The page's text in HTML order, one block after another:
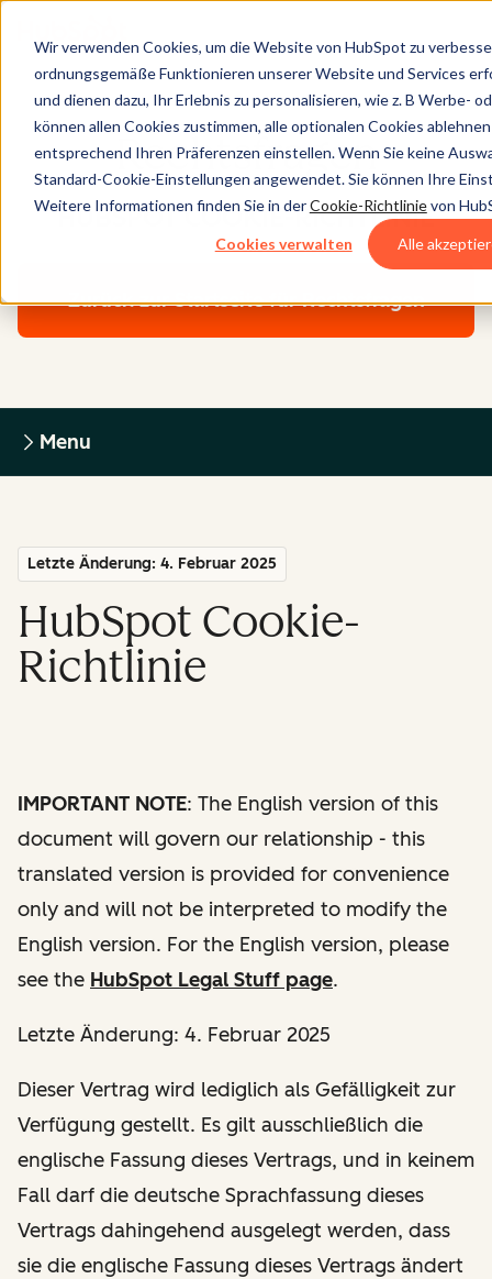
Wir verwenden Cookies, um die Website von HubSpot zu
ordnungsgemäße Funktionieren unserer Website und Services
und dienen dazu, Ihr Erlebnis zu personalisieren, wie z. B Werbe-
können allen Cookies zustimmen, alle optionalen Cookies
entsprechend Ihren Präferenzen einstellen. Wenn Sie keine
Standard-Cookie-Einstellungen angewendet. Sie können Ihre
Weitere Informationen finden Sie in derCookie-Richtlinievon
Cookies verwalten Alle
Rechtsfragen
HUBSPOT COOKIE-RICHTLINIE
Zurück zur Startseite für Rechtsfragen
Menu
Letzte Änderung: 4. Februar 2025
HubSpot Cookie-
Richtlinie
IMPORTANT NOTE: The English version of this
document will govern our relationship - this
translated version is provided for convenience
only and will not be interpreted to modify the
English version. For the English version, please
see the HubSpot Legal Stuff page.
Letzte Änderung: 4. Februar 2025
Dieser Vertrag wird lediglich als Gefälligkeit zur
Verfügung gestellt. Es gilt ausschließlich die
englische Fassung dieses Vertrags, und in keinem
Fall darf die deutsche Sprachfassung dieses
Vertrags dahingehend ausgelegt werden, dass
sie die englische Fassung dieses Vertrags ändert